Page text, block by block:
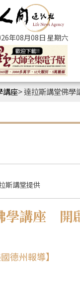
年08月08日 星期六
講座>達拉斯講堂佛學講座
斯講堂提供
學講座 開
德州報導】